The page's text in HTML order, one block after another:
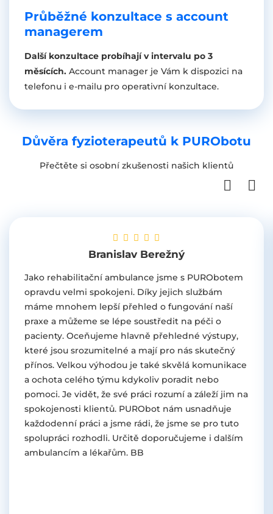
Průběžné konzultace s account
managerem
Další konzultace probíhají v intervalu po 3
měsících. Account manager je Vám k dispozici na
telefonu i e-mailu pro operativní konzultace.
Důvěra fyzioterapeutů k PURObotu
Přečtěte si osobní zkušenosti našich klientů
Branislav Berežný
Jako rehabilitační ambulance jsme s PURObotem
opravdu velmi spokojeni. Díky jejich službám
máme mnohem lepší přehled o fungování naší
praxe a můžeme se lépe soustředit na péči o
pacienty. Oceňujeme hlavně přehledné výstupy,
které jsou srozumitelné a mají pro nás skutečný
přínos. Velkou výhodou je také skvělá komunikace
a ochota celého týmu kdykoliv poradit nebo
pomoci. Je vidět, že své práci rozumí a záleží jim na
spokojenosti klientů. PURObot nám usnadňuje
každodenní práci a jsme rádi, že jsme se pro tuto
spolupráci rozhodli. Určitě doporučujeme i dalším
ambulancím a lékařům. BB